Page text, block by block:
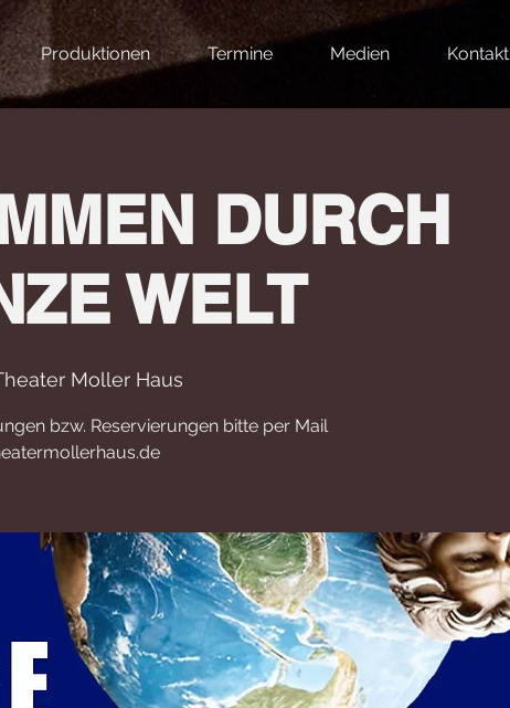
Produktionen Termine Medien Kontakt
DURCH
WELT
Moller Haus
bzw. Reservierungen bitte per Mail